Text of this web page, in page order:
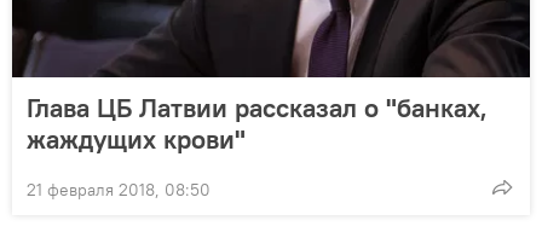
Глава ЦБ Латвии рассказал о "банках,
жаждущих крови"
21 февраля 2018, 08:50